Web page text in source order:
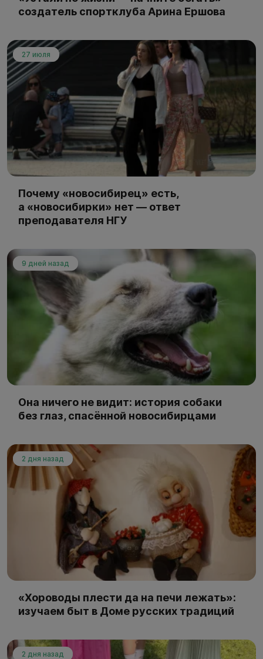
создатель спортклуба Арина Ершова
27 июля
Почему «новосибирец» есть,
а «новосибирки» нет — ответ
преподавателя НГУ
9 дней назад
Она ничего не видит: история собаки
без глаз, спасённой новосибирцами
2 дня назад
«Хороводы плести да на печи лежать»:
изучаем быт в Доме русских традиций
2 дня назад